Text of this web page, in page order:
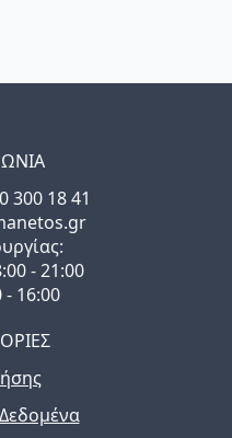
300 18 41
- 21:00
- 16:00